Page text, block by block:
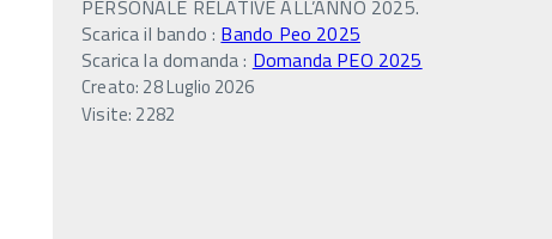
PERSONALE RELATIVE ALL’ANNO 2025.
Scarica il bando : Bando Peo 2025
Scarica la domanda : Domanda PEO 2025
Creato: 28 Luglio 2026
Visite: 2282